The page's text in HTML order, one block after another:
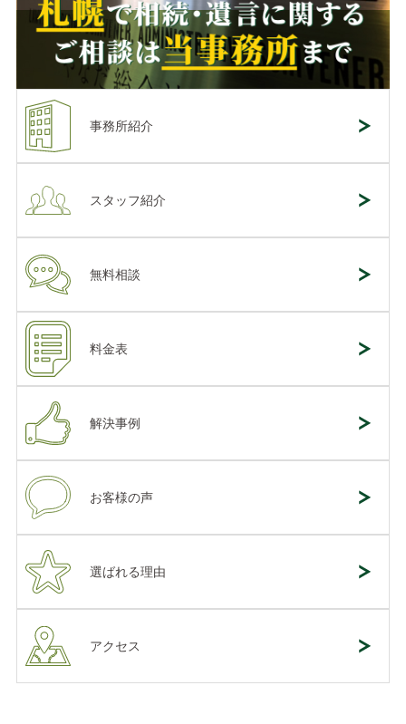
事務所紹介
スタッフ紹介
無料相談
料金表
解決事例
お客様の声
選ばれる理由
アクセス